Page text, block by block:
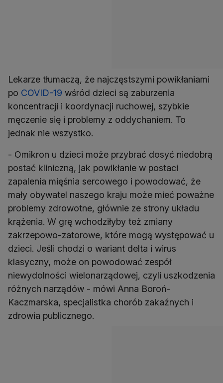
Lekarze tłumaczą, że najczęstszymi powikłaniami
po COVID-19 wśród dzieci są zaburzenia
koncentracji i koordynacji ruchowej, szybkie
męczenie się i problemy z oddychaniem. To
jednak nie wszystko.
- Omikron u dzieci może przybrać dosyć niedobrą
postać kliniczną, jak powikłanie w postaci
zapalenia mięśnia sercowego i powodować, że
mały obywatel naszego kraju może mieć poważne
problemy zdrowotne, głównie ze strony układu
krążenia. W grę wchodziłyby też zmiany
zakrzepowo-zatorowe, które mogą występować u
dzieci. Jeśli chodzi o wariant delta i wirus
klasyczny, może on powodować zespół
niewydolności wielonarządowej, czyli uszkodzenia
różnych narządów - mówi Anna Boroń-
Kaczmarska, specjalistka chorób zakaźnych i
zdrowia publicznego.